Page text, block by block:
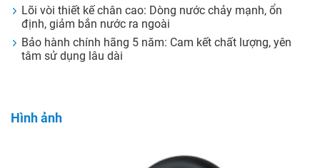
Lõi vòi thiết kế chân cao: Dòng nước chảy mạnh, ổn
định, giảm bắn nước ra ngoài
Bảo hành chính hãng 5 năm: Cam kết chất lượng, yên
tâm sử dụng lâu dài
Hình ảnh